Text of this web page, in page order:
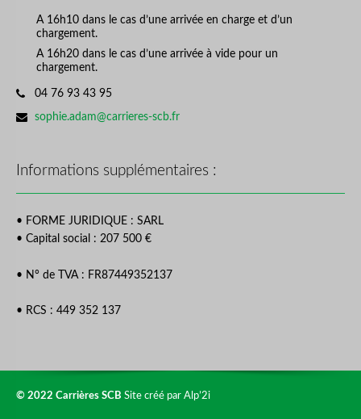
A 16h10 dans le cas d’une arrivée en charge et d’un
chargement.
A 16h20 dans le cas d’une arrivée à vide pour un
chargement.
04 76 93 43 95
sophie.adam@carrieres-scb.fr
Informations supplémentaires :
• FORME JURIDIQUE : SARL
• Capital social : 207 500 €
• N° de TVA : FR87449352137
• RCS : 449 352 137
© 2022 Carrières SCB Site créé par Alp’2i